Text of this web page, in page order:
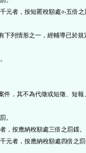
元者，按短匿稅額處○‧五倍之
下列情形之一，經輔導已於
件，其不為代徵或短徵、短
。
，按應納稅額處三倍之罰鍰。
元者，按應納稅額處四倍之